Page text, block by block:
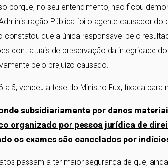
porque, no seu entendimento, não ficou
Pública foi o agente causador
constatou que a única responsável pelo
contratuais de preservação da integridade
pelo prejuízo causado.
a 5, venceu a tese do Ministro Fux, fixada para
subsidiariamente por danos
organizado por pessoa jurídica de
os exames são cancelados por
passam a ter maior segurança de que,